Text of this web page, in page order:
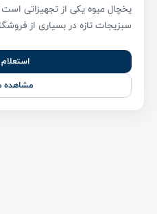
یخچال میوه یکی از تجهیزاتی است
سبزیجات تازه در بسیاری از